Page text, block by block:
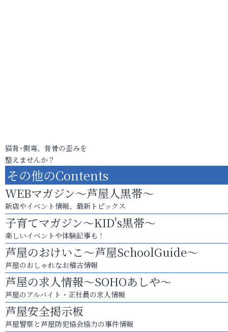
猫背･側弯、背骨の歪みを
整えませんか？
その他のContents
WEBマガジン～芦屋人黒帯～
新店やイベント情報、最新トピックス
子育てマガジン～KID's黒帯～
楽しいイベントや体験記事も！
芦屋のおけいこ～芦屋SchoolGuide～
芦屋のおしゃれなお稽古情報
芦屋の求人情報～SOHOあしや～
芦屋のアルバイト・正社員の求人情報
芦屋安全掲示板
芦屋警察と芦屋防犯協会協力の事件情報